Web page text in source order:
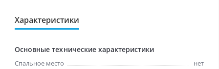
Характеристики
Основные технические характеристики
Спальное место
нет